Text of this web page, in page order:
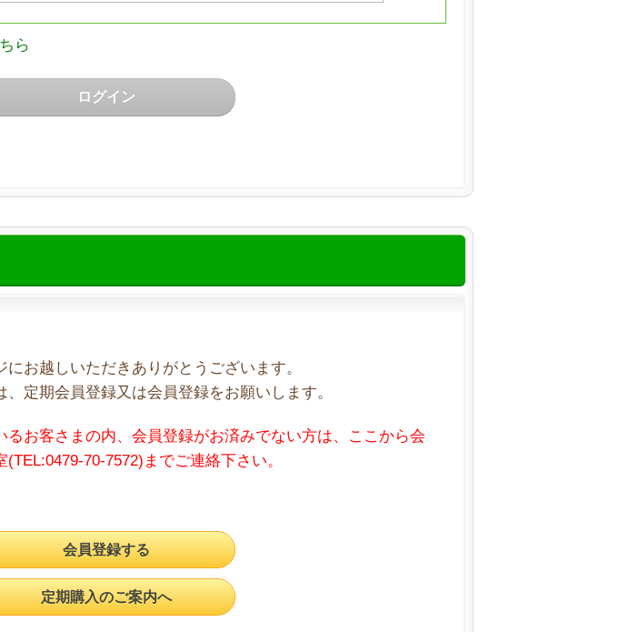
ら
ログイン
お越しいただきありがとうございます。
定期会員登録又は会員登録をお願いします。
お客さまの内、会員登録がお済みでない方は、ここから会
70-7572)までご連絡下さい。
会員登録する
定期購入のご案内へ